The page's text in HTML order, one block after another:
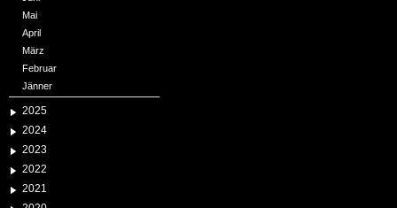
Mai
April
März
Februar
Jänner
2025
2024
2023
2022
2021